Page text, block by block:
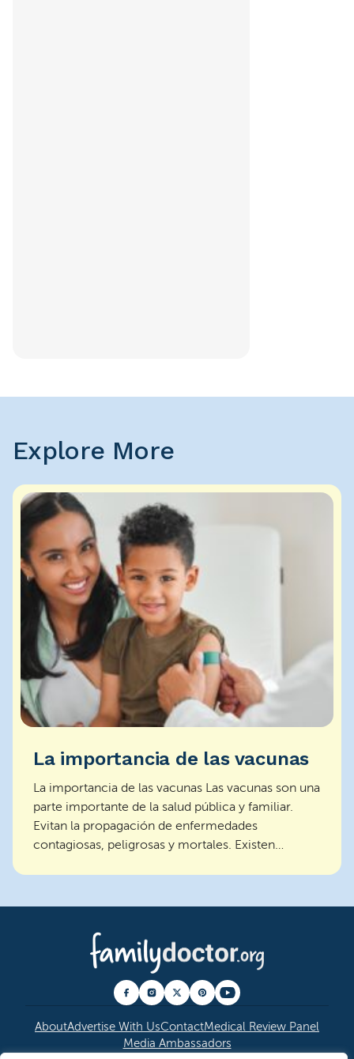
Explore More
La importancia de las vacunas
La importancia de las vacunas Las vacunas son una
parte importante de la salud pública y familiar.
Evitan la propagación de enfermedades
contagiosas, peligrosas y mortales. Existen
AboutAdvertise With UsContactMedical Review Panel
Media Ambassadors